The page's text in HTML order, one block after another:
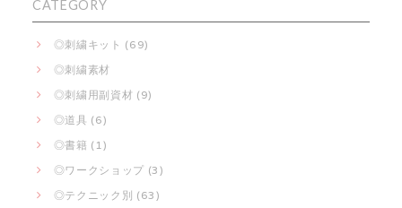
CATEGORY
◎刺繍キット (69)
◎刺繍素材
◎刺繍用副資材 (9)
◎道具 (6)
◎書籍 (1)
◎ワークショップ (3)
◎テクニック別 (63)